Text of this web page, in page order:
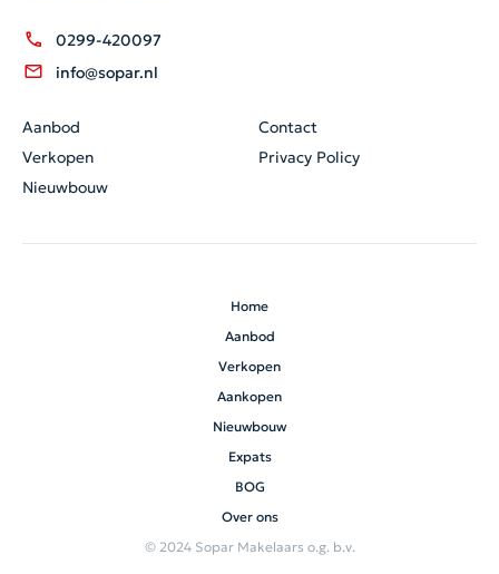
0299-420097
info@sopar.nl
Aanbod
Verkopen
Nieuwbouw
Contact
Privacy Policy
Home
Aanbod
Verkopen
Aankopen
Nieuwbouw
Expats
BOG
Over ons
© 2024 Sopar Makelaars o.g. b.v.